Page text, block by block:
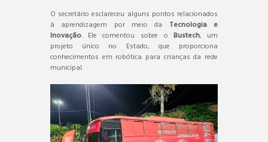
O secretário esclareceu alguns pontos relacionados
à aprendizagem por meio da Tecnologia e
Inovação. Ele comentou sobre o Bustech, um
projeto único no Estado, que proporciona
conhecimentos em robótica para crianças da rede
municipal.